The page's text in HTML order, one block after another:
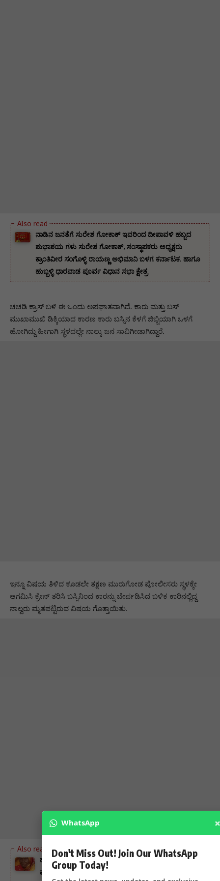
ನಾಡಿನ ಜನತೆಗೆ ಸುರೇಶ ಗೋಕಾಕ್ ಇವರಿಂದ ದೀಪಾವಳಿ ಹಬ್ಬದ
ಶುಭಾಶಯ ಗಳು ಸುರೇಶ ಗೋಕಾಕ್, ಸಂಸ್ಥಾಪಕರು ಅಧ್ಯಕ್ಷರು
ಕ್ರಾಂತಿವೀರ ಸಂಗೊಳ್ಳಿ ರಾಯಣ್ಣ ಅಭಿಮಾನಿ ಬಳಗ ಕರ್ನಾಟಕ. ‌ಹಾಗೂ
ಹುಬ್ಬಳ್ಳಿ ಧಾರವಾಡ ಪೂರ್ವ ವಿಧಾನ ಸಭಾ ಕ್ಷೇತ್ರ
ಚಚಡಿ ಕ್ರಾಸ್ ಬಳಿ ಈ ಒಂದು ಅಪಘಾತವಾಗಿದೆ. ಕಾರು ಮತ್ತು ಬಸ್
ಮುಖಾಮುಖಿ ಡಿಕ್ಕಿಯಾದ ಕಾರಣ ಕಾರು ಬಸ್ಸಿನ ಕೆಳಗೆ ಜಿಬ್ಬಿಯಾಗಿ ಒಳಗೆ
ಹೋಗಿದ್ದು ಹೀಗಾಗಿ ಸ್ಥಳದಲ್ಲೇ ನಾಲ್ಕು ಜನ ಸಾವಿಗೀಡಾಗಿದ್ದಾರೆ.
ಇನ್ನೂ ವಿಷಯ ತಿಳಿದ ಕೂಡಲೇ ತಕ್ಷಣ ಮುರುಗೋಡ ಪೋಲೀಸರು ಸ್ಥಳಕ್ಕೇ
ಆಗಮಿಸಿ ಕ್ರೇನ್ ತರಿಸಿ ಬಸ್ಸಿನಿಂದ ಕಾರನ್ನು ಬೇರ್ಪಡಿಸಿದ ಬಳಿಕ ಕಾರಿನಲ್ಲಿದ್ದ
ನಾಲ್ವರು ಮೃತಪಟ್ಟಿರುವ ವಿಷಯ ಗೊತ್ತಾಯಿತು.
ಹುಬ್ಬಳ್ಳಿ ಧಾರವಾಡ ಮಹಾನಗರ ಪಾಲಿಕೆಯ ಮಾರುಕಟ್ಟೆ ನಿರೀಕ್ಷಕ
ಮಾರುತಿ ಭೋಸಲೆ ತಾಯಿ ನಿಧನ – ಡೋರ ಸಮಾಜದ ಹಿರಿಯ
WhatsApp ×
Don't Miss Out! Join Our WhatsApp
Group Today!